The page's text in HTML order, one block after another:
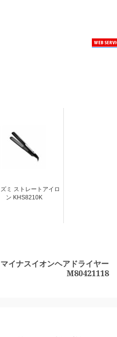
ミ ストレートアイロ
ン KHS8210K
マイナスイオンヘアドライヤー
M80421118